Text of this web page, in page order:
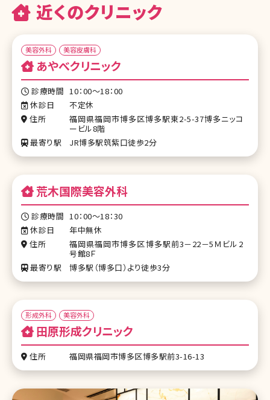
近くのクリニック
美容外科 美容皮膚科
あやべクリニック
診療時間 10：00～18：00
休診日
不定休
住所
福岡県福岡市博多区博多駅東2-5-37博多ニッコ
ービル8階
最寄り駅
JR博多駅筑紫口徒歩2分
荒木国際美容外科
診療時間 10：00～18：30
休診日
年中無休
住所
福岡県福岡市博多区博多駅前3－22－5Ｍビル2
号館8Ｆ
最寄り駅
博多駅（博多口）より徒歩3分
形成外科 美容外科
田原形成クリニック
住所 福岡県福岡市博多区博多駅前3-16-13